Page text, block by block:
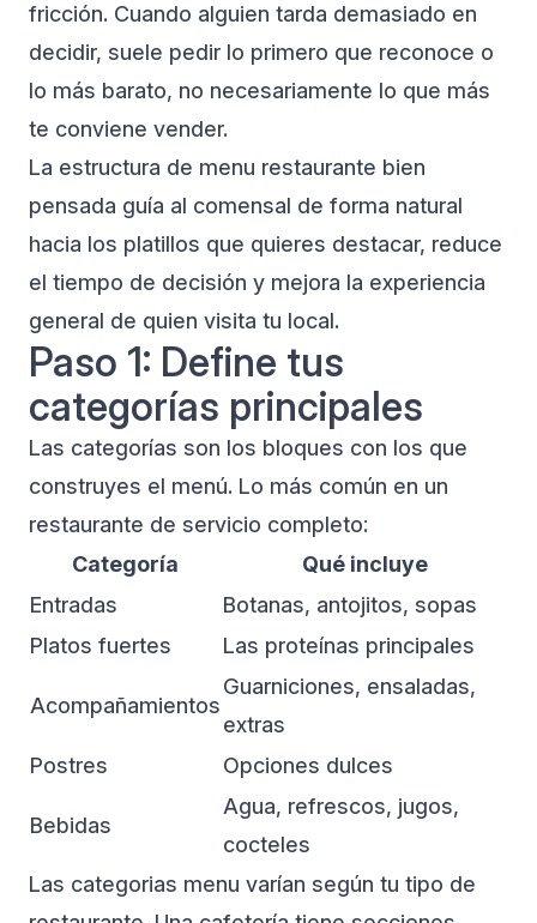
fricción. Cuando alguien tarda demasiado en
decidir, suele pedir lo primero que reconoce o
lo más barato, no necesariamente lo que más
te conviene vender.
La estructura de menu restaurante bien
pensada guía al comensal de forma natural
hacia los platillos que quieres destacar, reduce
el tiempo de decisión y mejora la experiencia
general de quien visita tu local.
Paso 1: Define tus
categorías principales
Las categorías son los bloques con los que
construyes el menú. Lo más común en un
restaurante de servicio completo:
Categoría
Qué incluye
Entradas
Botanas, antojitos, sopas
Platos fuertes
Las proteínas principales
Acompañamientos
Guarniciones, ensaladas,
extras
Postres
Opciones dulces
Bebidas
Agua, refrescos, jugos,
cocteles
Las categorias menu varían según tu tipo de